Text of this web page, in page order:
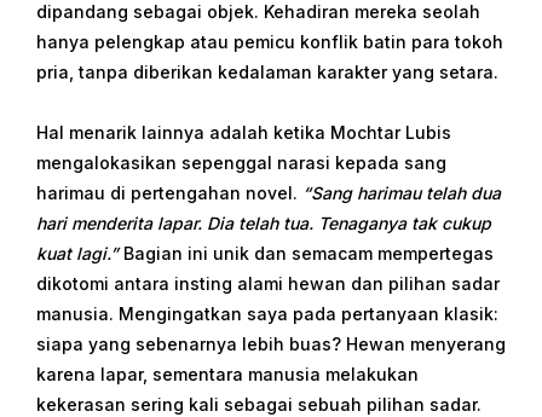
dipandang sebagai objek. Kehadiran mereka seolah
hanya pelengkap atau pemicu konflik batin para tokoh
pria, tanpa diberikan kedalaman karakter yang setara.
Hal menarik lainnya adalah ketika Mochtar Lubis
mengalokasikan sepenggal narasi kepada sang
harimau di pertengahan novel. “Sang harimau telah dua
hari menderita lapar. Dia telah tua. Tenaganya tak cukup
kuat lagi.”Bagian ini unik dan semacam mempertegas
dikotomi antara insting alami hewan dan pilihan sadar
manusia. Mengingatkan saya pada pertanyaan klasik:
siapa yang sebenarnya lebih buas? Hewan menyerang
karena lapar, sementara manusia melakukan
kekerasan sering kali sebagai sebuah pilihan sadar.